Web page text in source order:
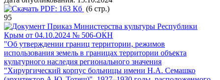
PDF: 163 Кб (6 стр.)
95
Приказ Министерства культуры Республики
Крым от 04.10.2024 № 506-ОКН
"Об утверждении границ территории, режимов
использования земель в границах территории объекта
культурного наследия регионального значения
"Хирургический корпус больницы имени Н.А. Семашко